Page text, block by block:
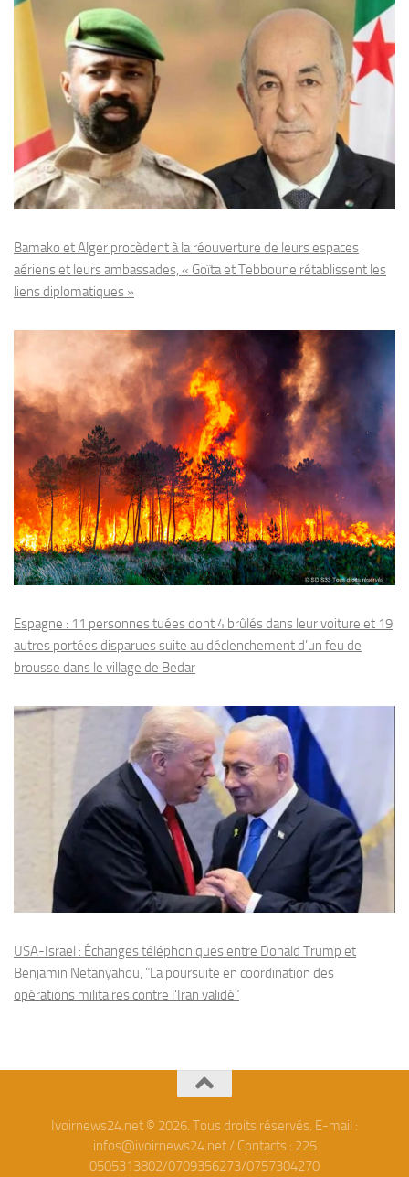
Bamako et Alger procèdent à la réouverture de leurs espaces
aériens et leurs ambassades, « Goïta et Tebboune rétablissent les
liens diplomatiques »
Espagne : 11 personnes tuées dont 4 brûlés dans leur voiture et 19
autres portées disparues suite au déclenchement d’un feu de
brousse dans le village de Bedar
USA-Israël : Échanges téléphoniques entre Donald Trump et
Benjamin Netanyahou, "La poursuite en coordination des
opérations militaires contre l'Iran validé"
Ivoirnews24.net © 2026. Tous droits réservés. E-mail :
infos@ivoirnews24.net / Contacts : 225
0505313802/0709356273/0757304270